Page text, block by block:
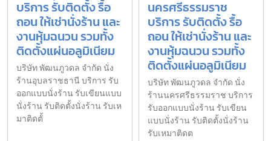
บริการ รับติดตั้ง รื้อ
ถอน ให้เช่านั่งร้าน และ
งานหุ้มฉนวน รวมทั้ง
ติดตั้งแผ่นอลูมิเนียม
บริษัท พัฒนภูวดล จำกัด นั่ง
ร้านอุบลราชธานี บริการ รับ
ออกแบบนั่งร้าน รับเขียนแบบ
นั่งร้าน รับติดตั้งนั่งร้าน รับเห
มาติดตั้
นครศรีธรรมราช
บริการ รับติดตั้ง รื้อ
ถอน ให้เช่านั่งร้าน และ
งานหุ้มฉนวน รวมทั้ง
ติดตั้งแผ่นอลูมิเนียม
บริษัท พัฒนภูวดล จำกัด นั่ง
ร้านนครศรีธรรมราช บริการ
รับออกแบบนั่งร้าน รับเขียน
แบบนั่งร้าน รับติดตั้งนั่งร้าน
รับเหมาติดต